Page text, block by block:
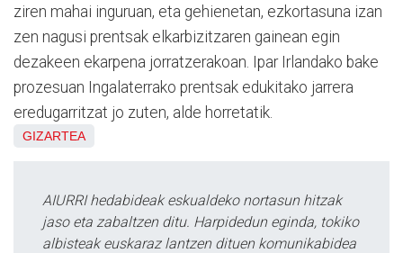
ziren mahai inguruan, eta gehienetan, ezkortasuna izan
zen nagusi prentsak elkarbizitzaren gainean egin
dezakeen ekarpena jorratzerakoan. Ipar Irlandako bake
prozesuan Ingalaterrako prentsak edukitako jarrera
eredugarritzat jo zuten, alde horretatik.
GIZARTEA
AIURRI hedabideak eskualdeko nortasun hitzak
jaso eta zabaltzen ditu. Harpidedun eginda, tokiko
albisteak euskaraz lantzen dituen komunikabidea